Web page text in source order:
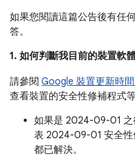
如果您閱讀這篇公告後有任
答。
1. 如何判斷我目前的裝置軟
請參閱 Google 裝置更新時
查看裝置的安全性修補程式等
如果是 2024-09-01 之
表 2024-09-01 安全性
都已解決。